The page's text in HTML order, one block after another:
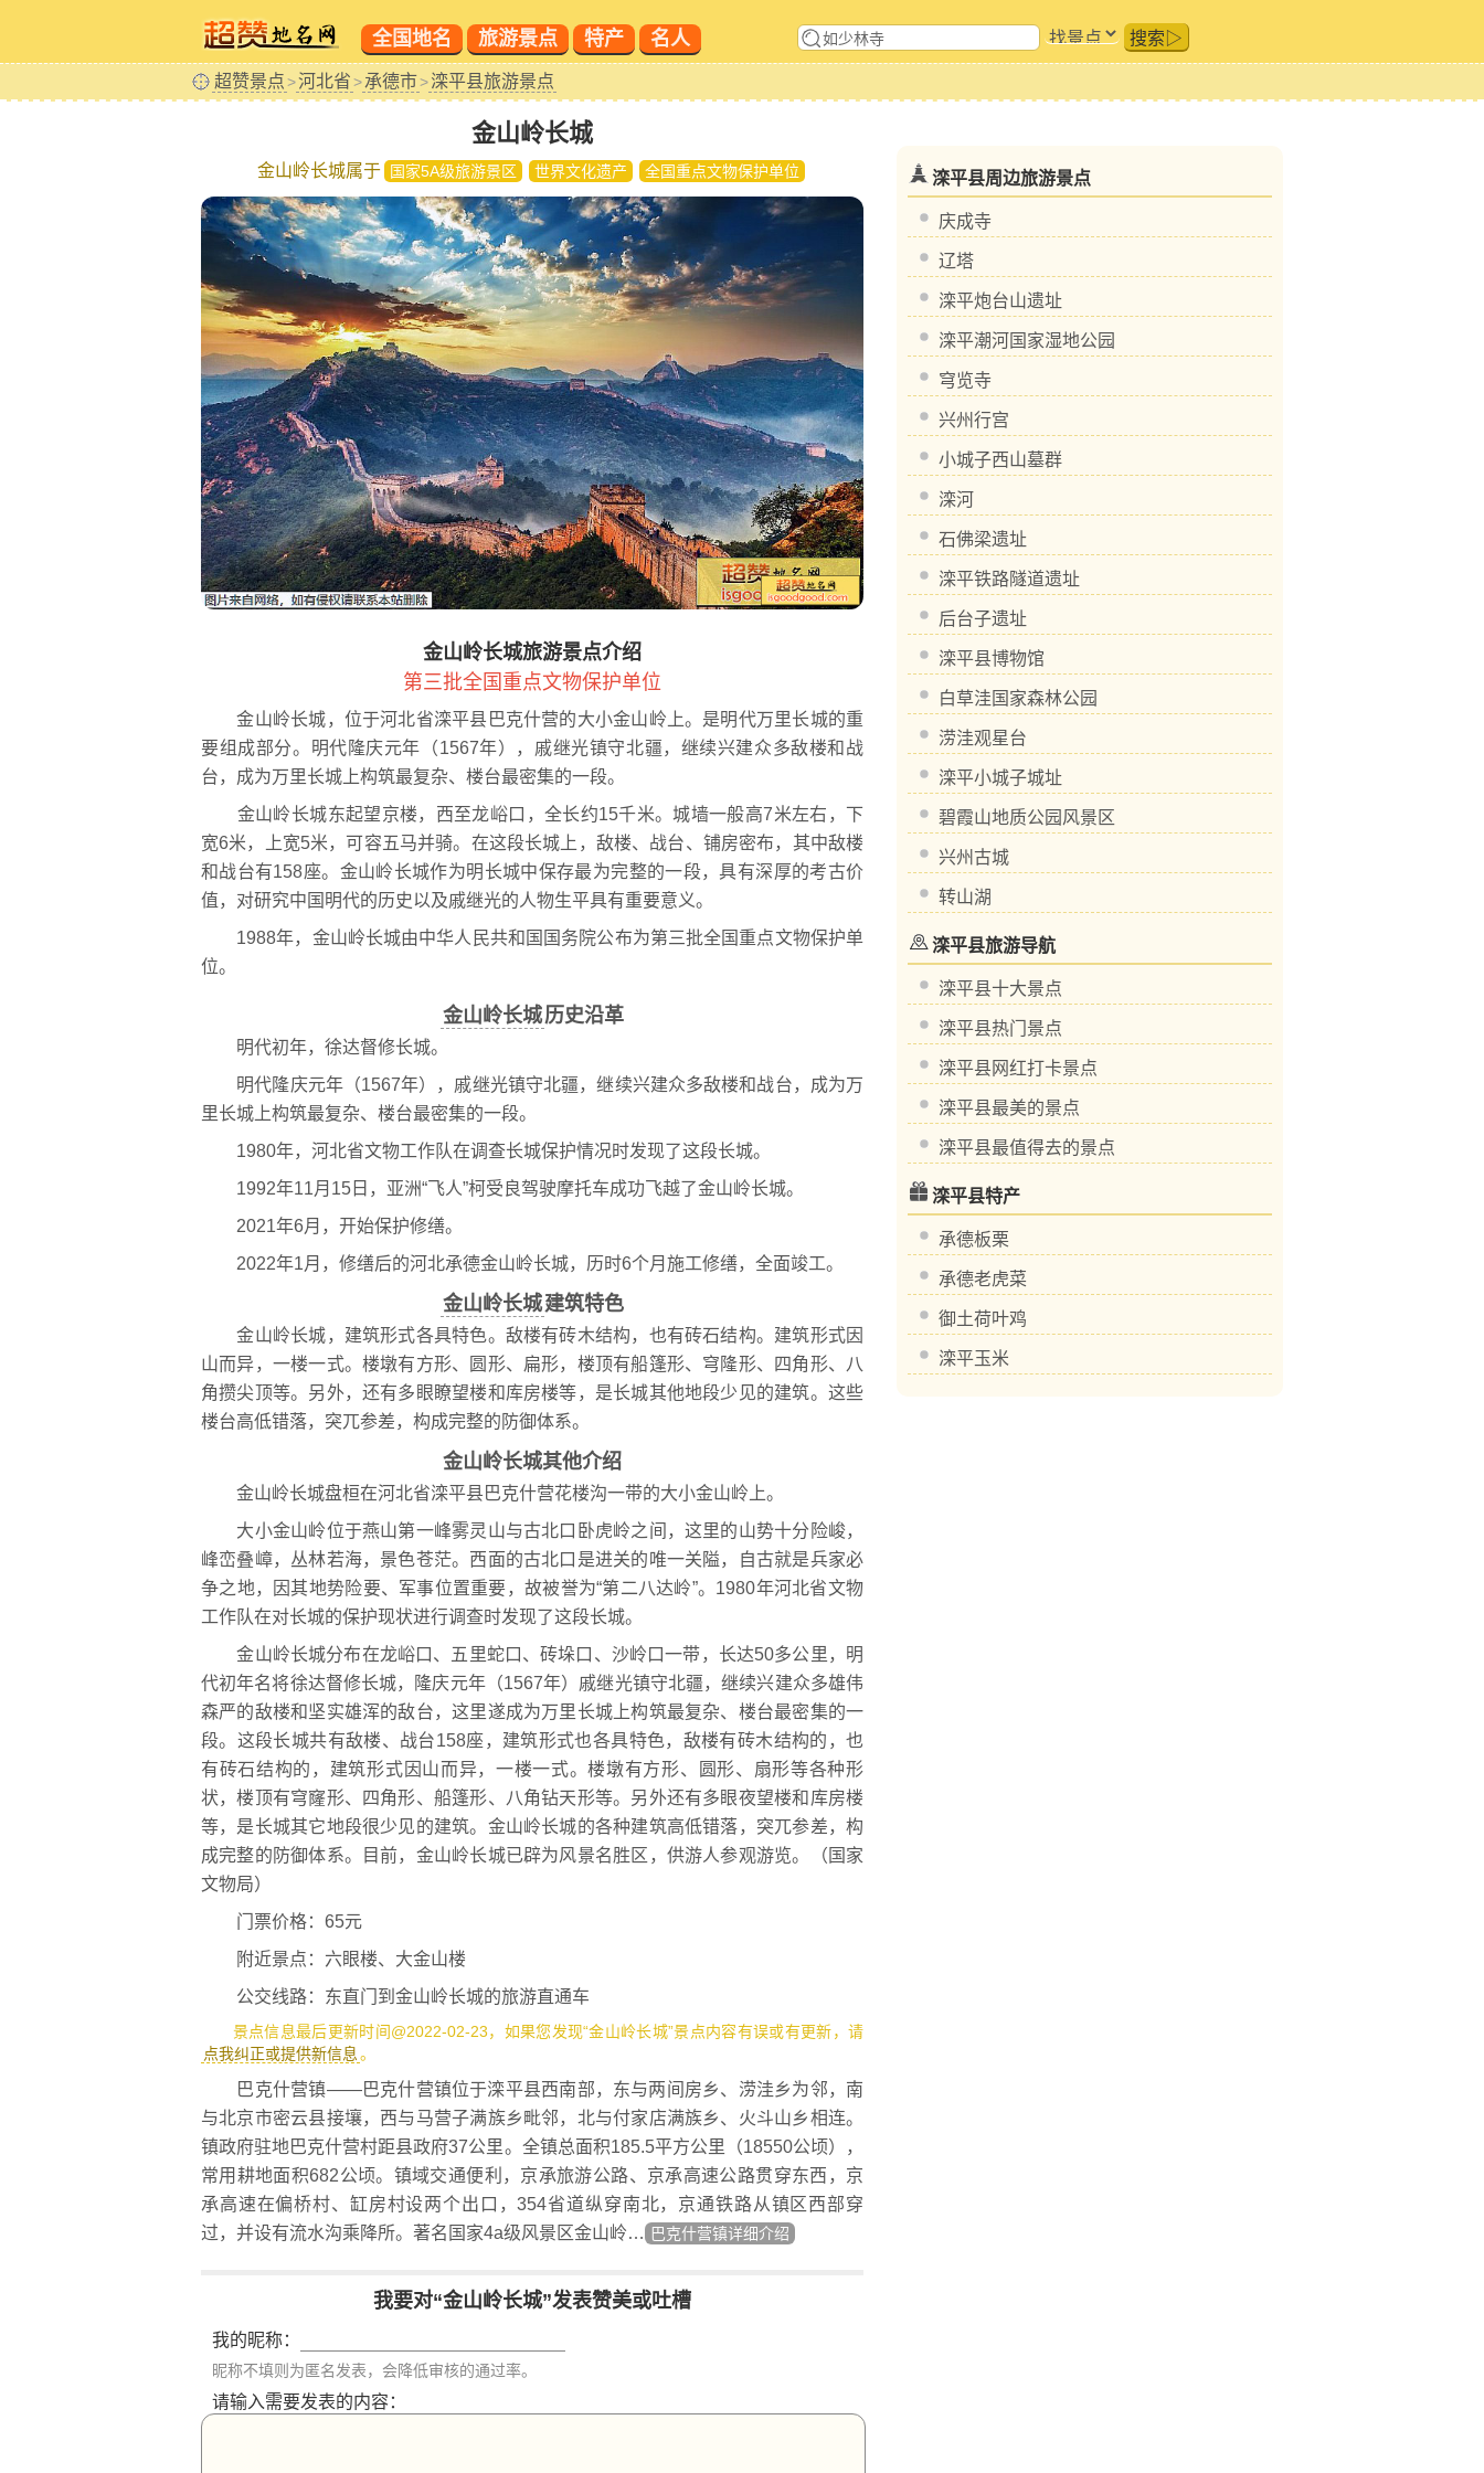
全国地名 旅游景点 特产 名人 搜索▷
超赞景点>河北省>承德市>滦平县旅游景点
金山岭长城
金山岭长城属于 国家5A级旅游景区 世界文化遗产 全国重点文物保护单位
金山岭长城旅游景点介绍
第三批全国重点文物保护单位
金山岭长城，位于河北省滦平县巴克什营的大小金山岭上。是明代万里长城的重
要组成部分。明代隆庆元年（1567年），戚继光镇守北疆，继续兴建众多敌楼和战
台，成为万里长城上构筑最复杂、楼台最密集的一段。
金山岭长城东起望京楼，西至龙峪口，全长约15千米。城墙一般高7米左右，下
宽6米，上宽5米，可容五马并骑。在这段长城上，敌楼、战台、铺房密布，其中敌楼
和战台有158座。金山岭长城作为明长城中保存最为完整的一段，具有深厚的考古价
值，对研究中国明代的历史以及戚继光的人物生平具有重要意义。
1988年，金山岭长城由中华人民共和国国务院公布为第三批全国重点文物保护单
位。
金山岭长城历史沿革
明代初年，徐达督修长城。
明代隆庆元年（1567年），戚继光镇守北疆，继续兴建众多敌楼和战台，成为万
里长城上构筑最复杂、楼台最密集的一段。
1980年，河北省文物工作队在调查长城保护情况时发现了这段长城。
1992年11月15日，亚洲“飞人”柯受良驾驶摩托车成功飞越了金山岭长城。
2021年6月，开始保护修缮。
2022年1月，修缮后的河北承德金山岭长城，历时6个月施工修缮，全面竣工。
金山岭长城建筑特色
金山岭长城，建筑形式各具特色。敌楼有砖木结构，也有砖石结构。建筑形式因
山而异，一楼一式。楼墩有方形、圆形、扁形，楼顶有船篷形、穹隆形、四角形、八
角攒尖顶等。另外，还有多眼瞭望楼和库房楼等，是长城其他地段少见的建筑。这些
楼台高低错落，突兀参差，构成完整的防御体系。
金山岭长城其他介绍
金山岭长城盘桓在河北省滦平县巴克什营花楼沟一带的大小金山岭上。
大小金山岭位于燕山第一峰雾灵山与古北口卧虎岭之间，这里的山势十分险峻，
峰峦叠嶂，丛林若海，景色苍茫。西面的古北口是进关的唯一关隘，自古就是兵家必
争之地，因其地势险要、军事位置重要，故被誉为“第二八达岭”。1980年河北省文物
工作队在对长城的保护现状进行调查时发现了这段长城。
金山岭长城分布在龙峪口、五里蛇口、砖垛口、沙岭口一带，长达50多公里，明
代初年名将徐达督修长城，隆庆元年（1567年）戚继光镇守北疆，继续兴建众多雄伟
森严的敌楼和坚实雄浑的敌台，这里遂成为万里长城上构筑最复杂、楼台最密集的一
段。这段长城共有敌楼、战台158座，建筑形式也各具特色，敌楼有砖木结构的，也
有砖石结构的，建筑形式因山而异，一楼一式。楼墩有方形、圆形、扇形等各种形
状，楼顶有穹窿形、四角形、船篷形、八角钻天形等。另外还有多眼夜望楼和库房楼
等，是长城其它地段很少见的建筑。金山岭长城的各种建筑高低错落，突兀参差，构
成完整的防御体系。目前，金山岭长城已辟为风景名胜区，供游人参观游览。（国家
文物局）
门票价格：65元
附近景点：六眼楼、大金山楼
公交线路：东直门到金山岭长城的旅游直通车
景点信息最后更新时间@2022-02-23，如果您发现“金山岭长城”景点内容有误或有更新，请
点我纠正或提供新信息。
巴克什营镇——巴克什营镇位于滦平县西南部，东与两间房乡、涝洼乡为邻，南
与北京市密云县接壤，西与马营子满族乡毗邻，北与付家店满族乡、火斗山乡相连。
镇政府驻地巴克什营村距县政府37公里。全镇总面积185.5平方公里（18550公顷），
常用耕地面积682公顷。镇域交通便利，京承旅游公路、京承高速公路贯穿东西，京
承高速在偏桥村、缸房村设两个出口，354省道纵穿南北，京通铁路从镇区西部穿
过，并设有流水沟乘降所。著名国家4a级风景区金山岭… 巴克什营镇详细介绍
我要对“金山岭长城”发表赞美或吐槽
我的昵称：
昵称不填则为匿名发表，会降低审核的通过率。
请输入需要发表的内容：
滦平县周边旅游景点
庆成寺
辽塔
滦平炮台山遗址
滦平潮河国家湿地公园
穹览寺
兴州行宫
小城子西山墓群
滦河
石佛梁遗址
滦平铁路隧道遗址
后台子遗址
滦平县博物馆
白草洼国家森林公园
涝洼观星台
滦平小城子城址
碧霞山地质公园风景区
兴州古城
转山湖
滦平县旅游导航
滦平县十大景点
滦平县热门景点
滦平县网红打卡景点
滦平县最美的景点
滦平县最值得去的景点
滦平县特产
承德板栗
承德老虎菜
御土荷叶鸡
滦平玉米